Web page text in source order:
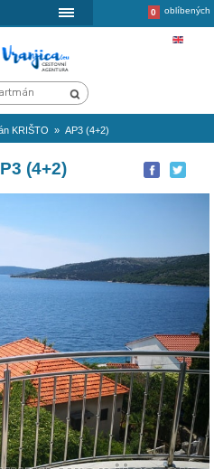
Apartmán KRIŠTO AP3 (4+2)
AP3 (4+2)